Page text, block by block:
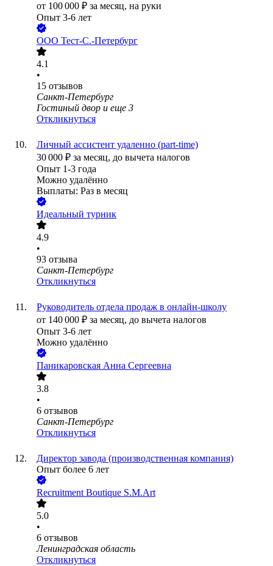
от 100 000 ₽ за месяц, на руки
Опыт 3-6 лет
ООО Тест-С.-Петербург
4.1
•
15 отзывов
Санкт-Петербург
Гостиный двор и еще 3
Откликнуться
Личный ассистент удаленно (part-time)
30 000 ₽ за месяц, до вычета налогов
Опыт 1-3 года
Можно удалённо
Выплаты: Раз в месяц
Идеальный турник
4.9
•
93 отзыва
Санкт-Петербург
Откликнуться
Руководитель отдела продаж в онлайн-школу
от 140 000 ₽ за месяц, до вычета налогов
Опыт 3-6 лет
Можно удалённо
Паникаровская Анна Сергеевна
3.8
•
6 отзывов
Санкт-Петербург
Откликнуться
Директор завода (производственная компания)
Опыт более 6 лет
Recruitment Boutique S.M.Art
5.0
•
6 отзывов
Ленинградская область
Откликнуться